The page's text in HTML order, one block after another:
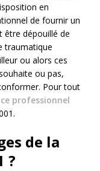
en
de fournir un
être dépouillé de
traumatique
ou alors ces
ou pas,
Pour tout
professionnel
de la
?